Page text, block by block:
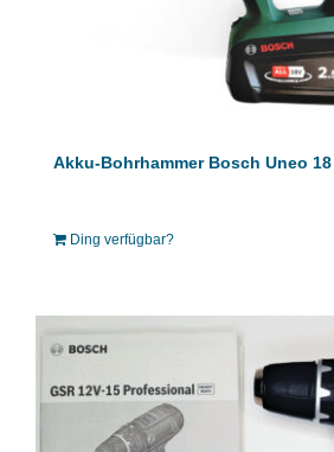
Akku-Bohrhammer Bosch Uneo 18
Ding verfügbar?